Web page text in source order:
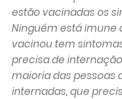
estão vacinadas os
Ninguém está imune
vacinou tem
precisa de
maioria das pessoas
internadas, que